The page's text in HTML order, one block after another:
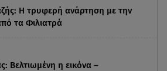
Η τρυφερή ανάρτηση με την
τα Φιλιατρά
Βελτιωμένη η εικόνα –